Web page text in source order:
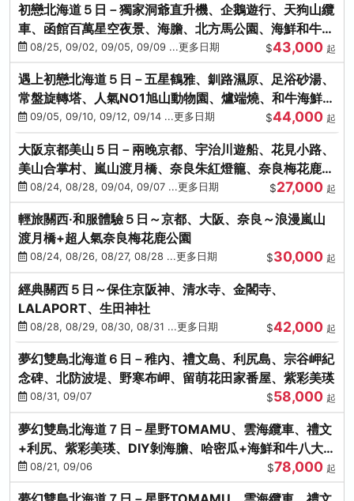
初戀北海道５日－獨家洞爺直升機、企鵝遊行、天狗山纜
車、函館百萬星空夜景、海膽、北方馬公園、海鮮和牛螃
蟹吃到飽
08/25, 09/02, 09/05, 09/09 ...更多日期 $43,000 起
遇上初戀北海道５日－五星鶴雅、釧路濕原、足浴砂湯、
常盤旋轉塔、人氣NO1旭山動物園、爐端燒、和牛海鮮螃
蟹吃到飽
09/05, 09/10, 09/12, 09/14 ...更多日期 $44,000 起
大阪京都美山５日－兩晚京都、宇治川遊船、花見小路、
美山合掌村、嵐山渡月橋、奈良朱紅燈籠、奈良梅花鹿、
流水瀑布電扶梯
08/24, 08/28, 09/04, 09/07 ...更多日期 $27,000 起
輕旅關西‧和服體驗５日～京都、大阪、奈良～浪漫嵐山
渡月橋+超人氣奈良梅花鹿公園
08/24, 08/26, 08/27, 08/28 ...更多日期 $30,000 起
經典關西５日～保住京阪神、清水寺、金閣寺、
LALAPORT、生田神社
08/28, 08/29, 08/30, 08/31 ...更多日期 $42,000 起
夢幻雙島北海道６日－稚內、禮文島、利尻島、宗谷岬紀
念碑、北防波堤、野寒布岬、留萌花田家番屋、紫彩美瑛
08/31, 09/07 $58,000 起
夢幻雙島北海道７日－星野TOMAMU、雲海纜車、禮文
+利尻、紫彩美瑛、DIY剝海膽、哈密瓜+海鮮和牛八大螃
蟹吃到飽
08/21, 09/06 $78,000 起